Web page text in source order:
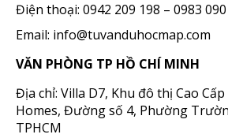
Điện thoại: 0942 209 198 – 0983
Email: info@tuvanduhocmap.com
VĂN PHÒNG TP HỒ CHÍ MINH
Địa chỉ: Villa D7, Khu đô thị Cao
Homes, Đường số 4, Phường
TPHCM